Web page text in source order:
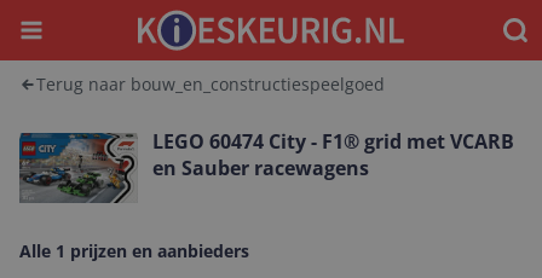
Menu
Terug naar bouw_en_constructiespeelgoed
LEGO 60474 City - F1® grid met VCARB
en Sauber racewagens
Alle 1 prijzen en aanbieders